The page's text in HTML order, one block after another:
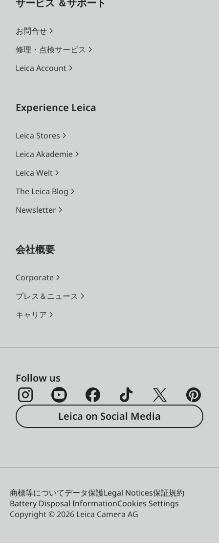
サービス ＆サポート
お問合せ
修理・点検サービス
Leica Account
Experience Leica
Leica Stores
Leica Akademie
Leica Welt
The Leica Blog
Newsletter
会社概要
Corporate
プレス＆ニュース
キャリア
Follow us
Leica on Social Media
商標等についてデータ保護Legal Notices保証規約
Battery Disposal InformationCookies Settings
Copyright © 2026 Leica Camera AG